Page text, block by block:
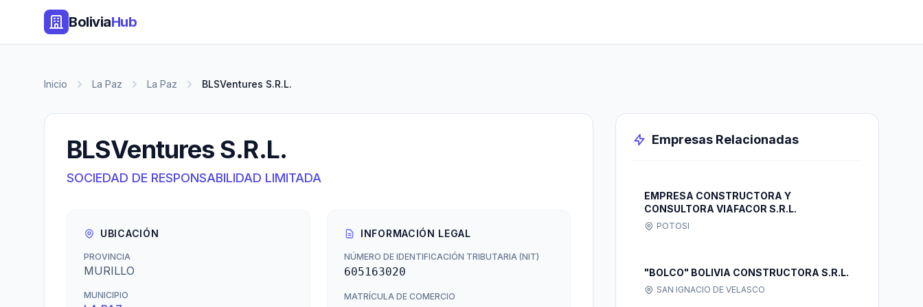
BoliviaHub
Inicio La Paz La Paz BLSVentures S.R.L.
BLSVentures S.R.L.
SOCIEDAD DE RESPONSABILIDAD LIMITADA
UBICACIÓN
PROVINCIA
MURILLO
MUNICIPIO
INFORMACIÓN LEGAL
NÚMERO DE IDENTIFICACIÓN TRIBUTARIA (NIT)
605163020
MATRÍCULA DE COMERCIO
Empresas Relacionadas
EMPRESA CONSTRUCTORA Y
CONSULTORA VIAFACOR S.R.L.
POTOSI
"BOLCO" BOLIVIA CONSTRUCTORA S.R.L.
SAN IGNACIO DE VELASCO